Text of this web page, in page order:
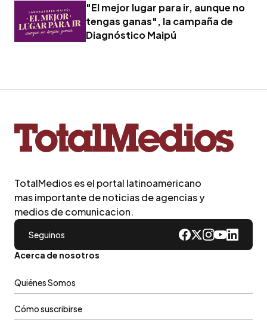
"El mejor lugar para ir, aunque no
tengas ganas", la campaña de
Diagnóstico Maipú
TotalMedios es el portal latinoamericano
mas importante de noticias de agencias y
medios de comunicacion.
Seguinos
Acerca de nosotros
Quiénes Somos
Cómo suscribirse